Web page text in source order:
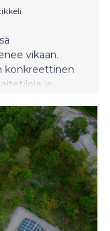
vikaan.
konkreettinen
ja
vaan se,
vastaa tähän